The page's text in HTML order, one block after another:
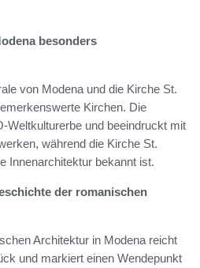
besonders
von Modena und die Kirche St.
Kirchen. Die
Weltkulturerbe und beeindruckt mit
während die Kirche St.
Innenarchitektur bekannt ist.
der romanischen
Architektur in Modena reicht
und markiert einen Wendepunkt